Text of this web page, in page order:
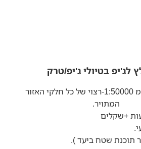
לג'יפ בטיולי ג'יפ/טרק
מפות שטח ק.מ 1:50000-רצוי של כל חלקי האזור
המתויר.
+שקלים